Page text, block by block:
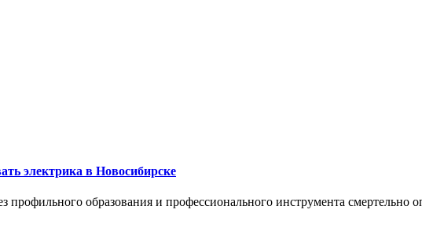
электрика в Новосибирске
профильного образования и профессионального инструмента смертельно